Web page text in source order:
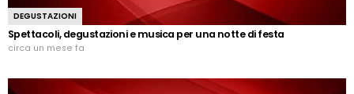
DEGUSTAZIONI
Spettacoli, degustazioni e musica per una notte di festa
circa un mese fa